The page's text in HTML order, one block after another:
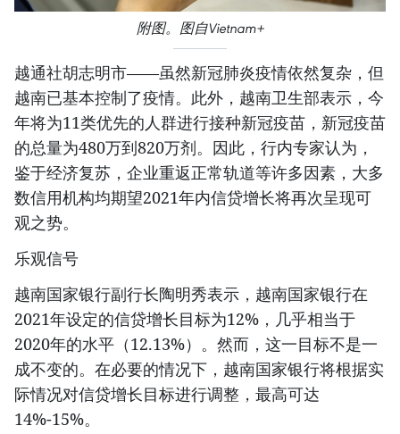
附图。图自Vietnam+
越通社胡志明市——虽然新冠肺炎疫情依然复杂，但
越南已基本控制了疫情。此外，越南卫生部表示，今
年将为11类优先的人群进行接种新冠疫苗，新冠疫苗
的总量为480万到820万剂。因此，行内专家认为，
鉴于经济复苏，企业重返正常轨道等许多因素，大多
数信用机构均期望2021年内信贷增长将再次呈现可
观之势。
乐观信号
越南国家银行副行长陶明秀表示，越南国家银行在
2021年设定的信贷增长目标为12%，几乎相当于
2020年的水平（12.13%）。然而，这一目标不是一
成不变的。在必要的情况下，越南国家银行将根据实
际情况对信贷增长目标进行调整，最高可达
14%-15%。